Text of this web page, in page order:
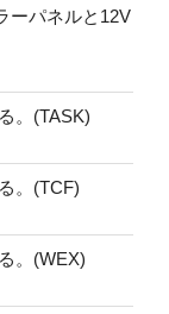
ーパネルと12V
。(TASK)
。(TCF)
。(WEX)